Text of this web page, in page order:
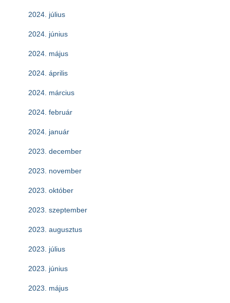
2024. július
2024. június
2024. május
2024. április
2024. március
2024. február
2024. január
2023. december
2023. november
2023. október
2023. szeptember
2023. augusztus
2023. július
2023. június
2023. május